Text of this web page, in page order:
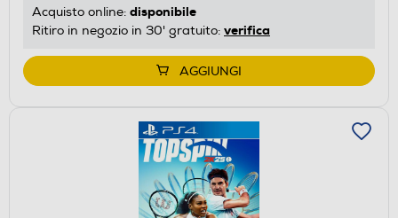
Acquisto online: disponibile
Ritiro in negozio in 30' gratuito: verifica
AGGIUNGI